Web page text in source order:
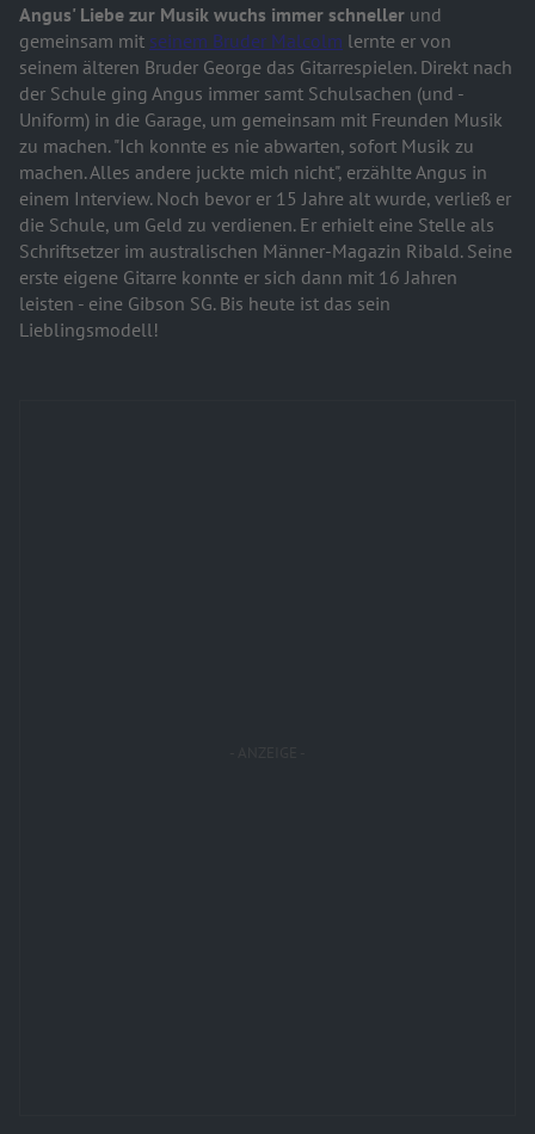
Angus' Liebe zur Musik wuchs immer schneller und
gemeinsam mit seinem Bruder Malcolm lernte er von
seinem älteren Bruder George das Gitarrespielen. Direkt nach
der Schule ging Angus immer samt Schulsachen (und -
Uniform) in die Garage, um gemeinsam mit Freunden Musik
zu machen. "Ich konnte es nie abwarten, sofort Musik zu
machen. Alles andere juckte mich nicht", erzählte Angus in
einem Interview. Noch bevor er 15 Jahre alt wurde, verließ er
die Schule, um Geld zu verdienen. Er erhielt eine Stelle als
Schriftsetzer im australischen Männer-Magazin Ribald. Seine
erste eigene Gitarre konnte er sich dann mit 16 Jahren
leisten - eine Gibson SG. Bis heute ist das sein
Lieblingsmodell!